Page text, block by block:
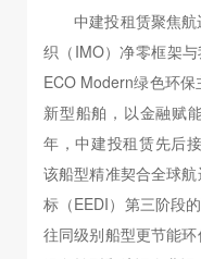
中建投租赁聚焦
织（IMO）净零框架
ECO Modern绿色环
新型船舶，以金融赋
年，中建投租赁先后
该船型精准契合全球
标（EEDI）第三阶段
往同级别船型更节能